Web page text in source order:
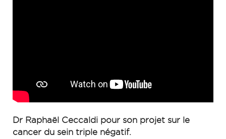
Dr Raphaël Ceccaldi pour son projet sur le
cancer du sein triple négatif.